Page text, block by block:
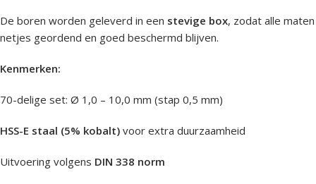
De boren worden geleverd in een stevige box, zodat alle maten
netjes geordend en goed beschermd blijven.
Kenmerken:
70-delige set: Ø 1,0 – 10,0 mm (stap 0,5 mm)
HSS-E staal (5% kobalt) voor extra duurzaamheid
Uitvoering volgens DIN 338 norm